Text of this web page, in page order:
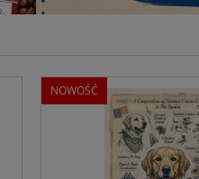
NOWOŚĆ